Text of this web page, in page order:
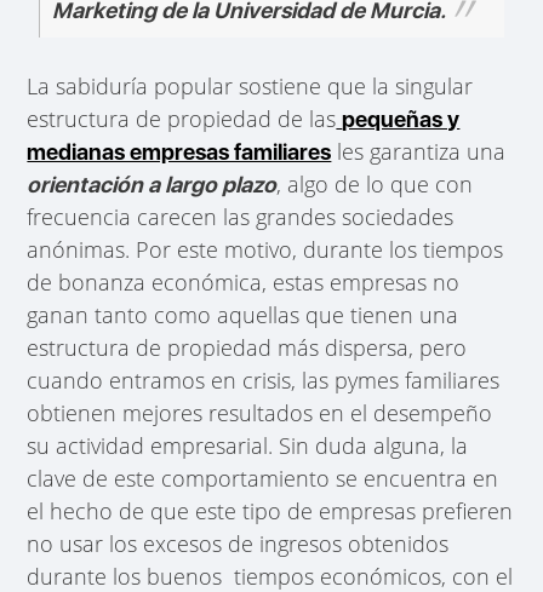
Marketing de la Universidad de Murcia.
La sabiduría popular sostiene que la singular
estructura de propiedad de las pequeñas y
medianas empresas familiares les garantiza una
orientación a largo plazo, algo de lo que con
frecuencia carecen las grandes sociedades
anónimas. Por este motivo, durante los tiempos
de bonanza económica, estas empresas no
ganan tanto como aquellas que tienen una
estructura de propiedad más dispersa, pero
cuando entramos en crisis, las pymes familiares
obtienen mejores resultados en el desempeño
su actividad empresarial. Sin duda alguna, la
clave de este comportamiento se encuentra en
el hecho de que este tipo de empresas prefieren
no usar los excesos de ingresos obtenidos
durante los buenos tiempos económicos, con el